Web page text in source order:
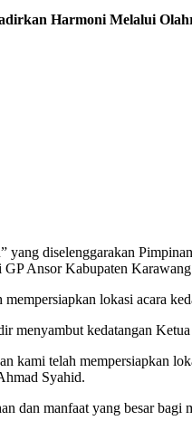
Harmoni Melalui
diselenggarakan
Ansor Kabupaten
lokasi acara
menyambut kedatangan
telah mempersiapkan
Syahid.
dan manfaat yang besar bagi